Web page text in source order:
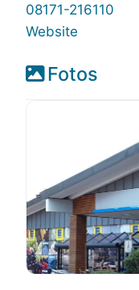
08171-216110
Website
Fotos